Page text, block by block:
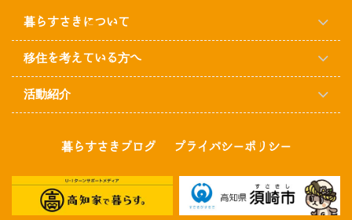
暮らすさきについて
移住を考えている方へ
活動紹介
暮らすさきブログ プライバシーポリシー